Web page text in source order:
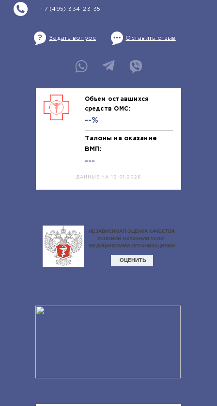
+7 (495) 334-23-35
Задать вопрос Оставить отзыв
Объем оставшихся
средств ОМС:
--%
Талоны на оказание
ВМП:
---
ДАННЫЕ НА 12.01.2026